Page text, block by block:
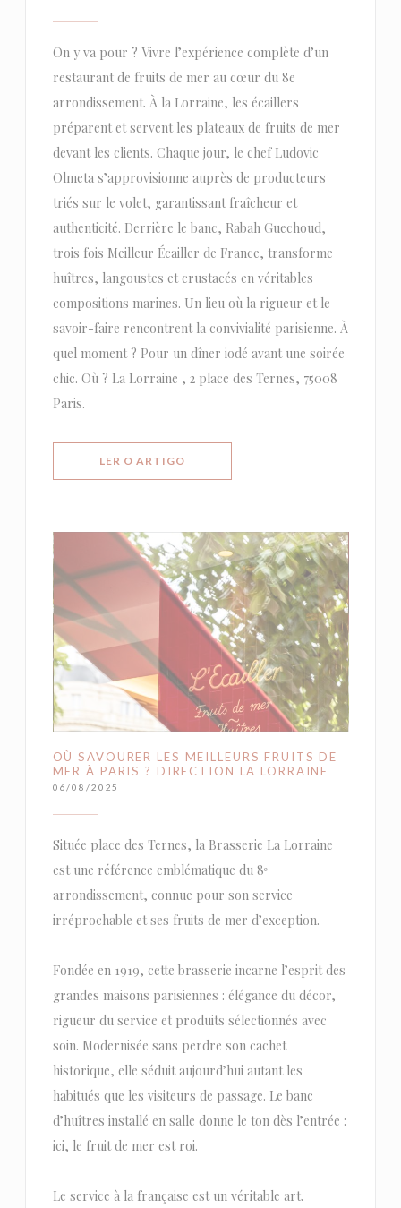
On y va pour ? Vivre l’expérience complète d’un
restaurant de fruits de mer au cœur du 8e
arrondissement. À la Lorraine, les écaillers
préparent et servent les plateaux de fruits de mer
devant les clients. Chaque jour, le chef Ludovic
Olmeta s’approvisionne auprès de producteurs
triés sur le volet, garantissant fraîcheur et
authenticité. Derrière le banc, Rabah Guechoud,
trois fois Meilleur Écailler de France, transforme
huîtres, langoustes et crustacés en véritables
compositions marines. Un lieu où la rigueur et le
savoir-faire rencontrent la convivialité parisienne. À
quel moment ? Pour un dîner iodé avant une soirée
chic. Où ? La Lorraine , 2 place des Ternes, 75008
Paris.
LER O ARTIGO((ABRE NUMA NOVA JANELA))
OÙ SAVOURER LES MEILLEURS FRUITS DE
MER À PARIS ? DIRECTION LA LORRAINE
06/08/2025
Située place des Ternes, la Brasserie La Lorraine
est une référence emblématique du 8ᵉ
arrondissement, connue pour son service
irréprochable et ses fruits de mer d’exception.
Fondée en 1919, cette brasserie incarne l’esprit des
grandes maisons parisiennes : élégance du décor,
rigueur du service et produits sélectionnés avec
soin. Modernisée sans perdre son cachet
historique, elle séduit aujourd’hui autant les
habitués que les visiteurs de passage. Le banc
d’huîtres installé en salle donne le ton dès l’entrée :
ici, le fruit de mer est roi.
Le service à la française est un véritable art.